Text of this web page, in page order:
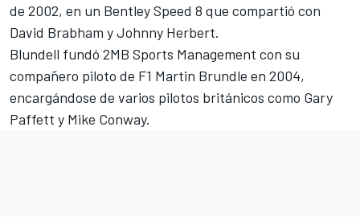
de 2002, en un Bentley Speed 8 que compartió con
David Brabham yJohnny Herbert.
Blundell fundó 2MB Sports Management con su
compañero piloto de F1 Martin Brundle en 2004,
encargándose de varios pilotos británicos como Gary
Paffett y Mike Conway.